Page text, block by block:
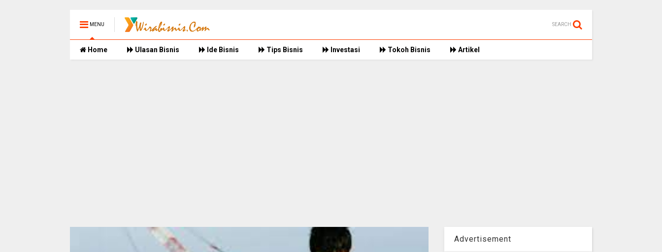
MENU SEARCH
Home Ulasan Bisnis Ide Bisnis Tips Bisnis Investasi Tokoh Bisnis Artikel
Advertisement